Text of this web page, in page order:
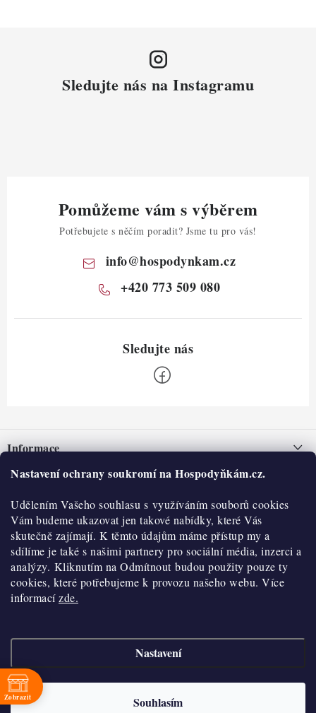
Nastavení ochrany soukromí na Hospodyňkám.cz.
Udělením Vašeho souhlasu s využíváním souborů cookies
Vám budeme ukazovat jen takové nabídky, které Vás
skutečně zajímají. K těmto údajům máme přístup my a
sdílíme je také s našimi partnery pro sociální média, inzerci a
analýzy. Kliknutím na Odmítnout budou použity pouze ty
cookies, které potřebujeme k provozu našeho webu. Více
informacízde.
Nastavení
Souhlasím
Sledujte nás na Instagramu
Pomůžeme vám s výběrem
Potřebujete s něčím poradit? Jsme tu pro vás!
info@hospodynkam.cz
+420 773 509 080
pInformace
Nepřevzetí zásilky na dobírku
Obchodní podmínky
Hodnocení obchodu
Blog
Moje objednávka
O nás
Historie
Kontakty
O nákupu
Reklamace a vratky
Výdejní místa
Velkoobchod
Vytvořil Shoptet
Copyright 2026
cookies
Zobrazit